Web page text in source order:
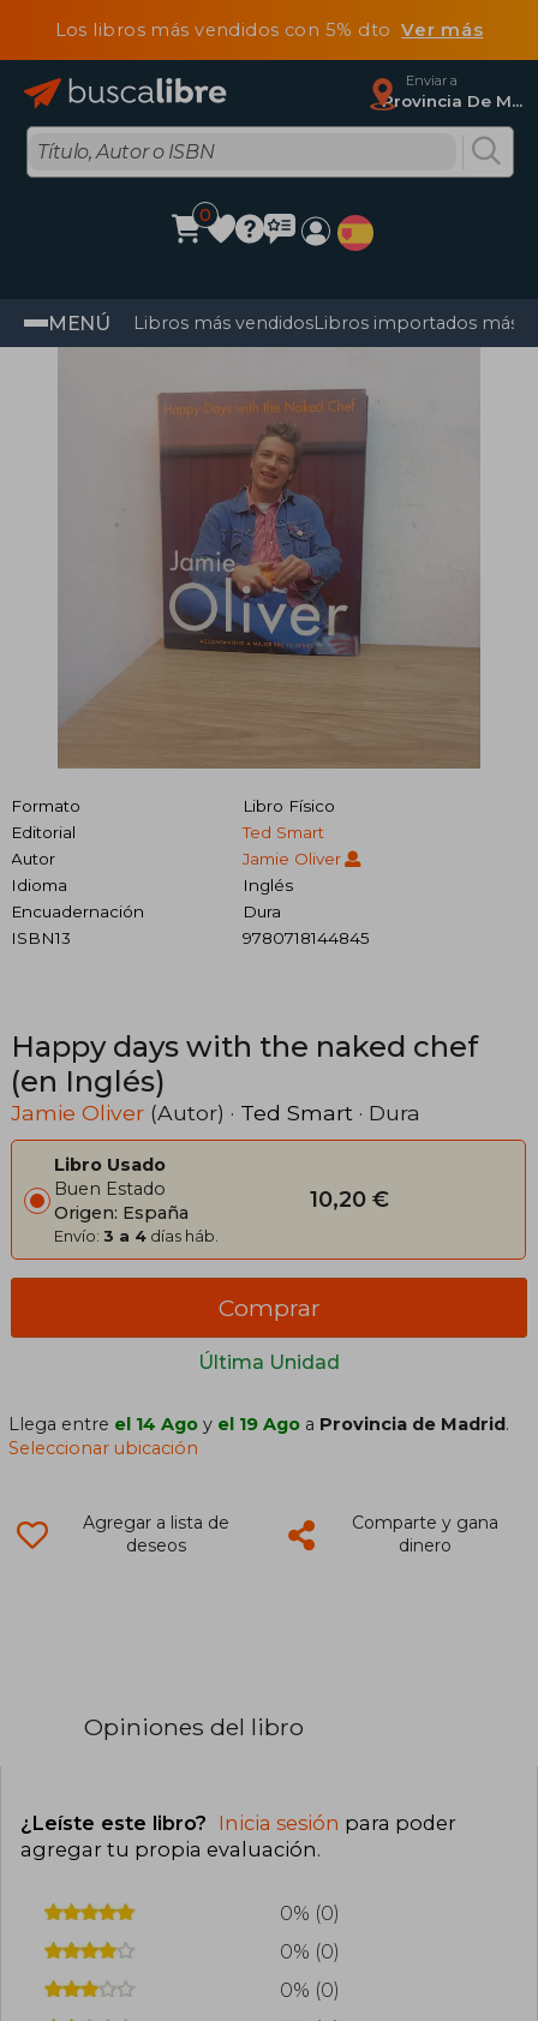
Los libros más vendidos con 5% dtoVer más
Enviar a
Provincia De Madrid
0
MENÚ Libros más vendidosLibros importados más
Formato
Libro Físico
Editorial
Ted Smart
Autor
Jamie Oliver
Idioma
Inglés
Encuadernación
Dura
ISBN13
9780718144845
Happy days with the naked chef
(en Inglés)
Jamie Oliver (Autor) · Ted Smart · Dura
Libro Usado
Buen Estado
Origen: España
Envío: 3 a 4 días háb.
10,20 €
Última Unidad
Comprar
Llega entre el 14 Ago y el 19 Ago a Provincia de Madrid .
Seleccionar ubicación
Agregar a lista de
deseos
Comparte y gana
dinero
Opiniones del libro
¿Leíste este libro? Inicia sesión para poder
agregar tu propia evaluación.
0% (0)
0% (0)
0% (0)